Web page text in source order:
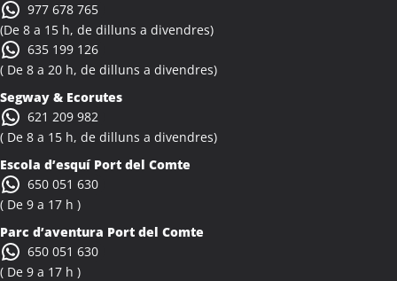
Activitats Família Amics Albinyana
Colònies Escolars Albinyana
Activitats Teambuilding Empreses Albiol
Activitats Família Amics Albiol
Colònies Escolars Albiol
Activitats Teambuilding Empreses Albocàsser
Colònies Escolars Albocàsser
Activitats Teambuilding Empreses Albons
Colònies Escolars Albons
Activitats Teambuilding Empreses Alcalà de Xivert
977 678 765
(De 8 a 15 h, de dilluns a divendres)
635 199 126
( De 8 a 20 h, de dilluns a divendres)
Segway & Ecorutes
621 209 982
( De 8 a 15 h, de dilluns a divendres)
Escola d’esquí Port del Comte
650 051 630
( De 9 a 17 h )
Parc d’aventura Port del Comte
650 051 630
( De 9 a 17 h )